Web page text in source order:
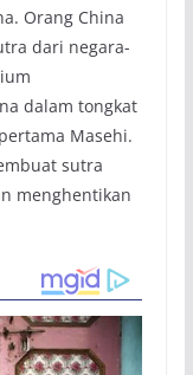
Orang China
dari negara-
dalam tongkat
Masehi.
sutra
menghentikan